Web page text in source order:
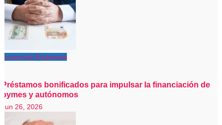
Economía Empresas
Préstamos bonificados para impulsar la financiación de
pymes y autónomos
Jun 26, 2026